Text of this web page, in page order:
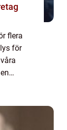
flera
för